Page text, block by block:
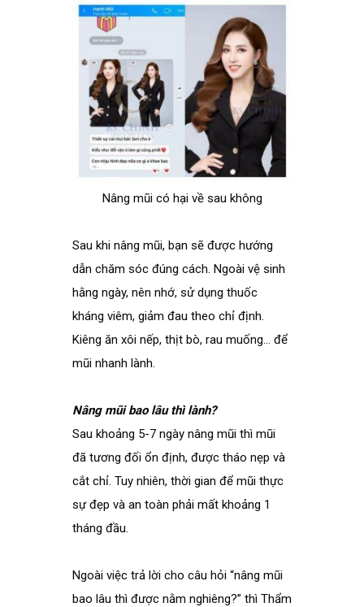
Nâng mũi có hại về sau không
Sau khi nâng mũi, bạn sẽ được hướng
dẫn chăm sóc đúng cách. Ngoài vệ sinh
hằng ngày, nên nhớ, sử dụng thuốc
kháng viêm, giảm đau theo chỉ định.
Kiêng ăn xôi nếp, thịt bò, rau muống… để
mũi nhanh lành.
Nâng mũi bao lâu thì lành?
Sau khoảng 5-7 ngày nâng mũi thì mũi
đã tương đối ổn định, được tháo nẹp và
cắt chỉ. Tuy nhiên, thời gian để mũi thực
sự đẹp và an toàn phải mất khoảng 1
tháng đầu.
Ngoài việc trả lời cho câu hỏi “nâng mũi
bao lâu thì được nằm nghiêng?” thì Thẩm